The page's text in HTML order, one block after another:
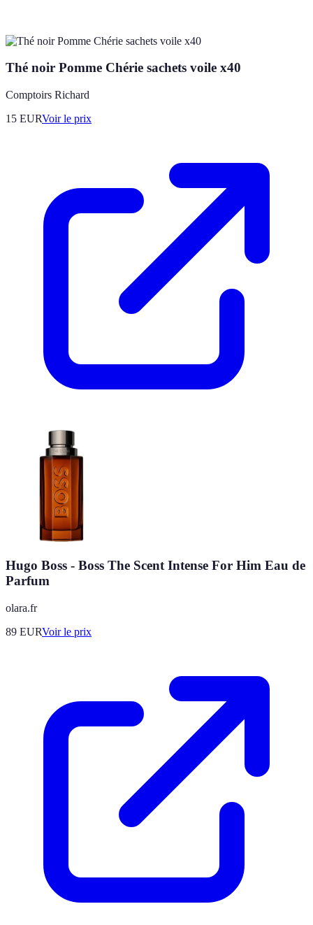
Thé noir Pomme Chérie sachets voile x40
Comptoirs Richard
15 EURVoir le prix
Hugo Boss - Boss The Scent Intense For Him Eau de
Parfum
olara.fr
89 EURVoir le prix